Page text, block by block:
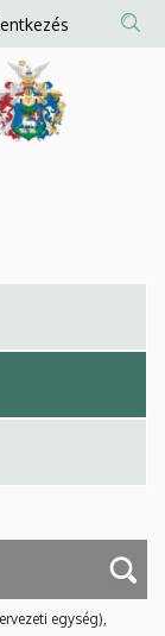
egység),